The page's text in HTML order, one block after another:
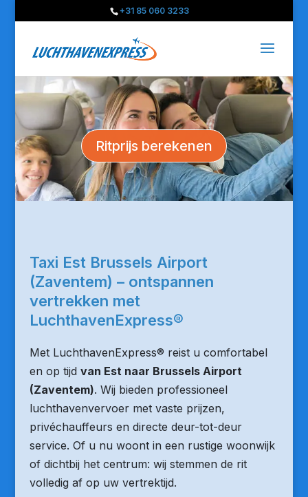
+31 85 060 3233
Ritprijs berekenen
Taxi Est Brussels Airport
(Zaventem) – ontspannen
vertrekken met
LuchthavenExpress®
Met LuchthavenExpress® reist u comfortabel
en op tijd van Est naar Brussels Airport
(Zaventem). Wij bieden professioneel
luchthavenvervoer met vaste prijzen,
privéchauffeurs en directe deur-tot-deur
service. Of u nu woont in een rustige woonwijk
of dichtbij het centrum: wij stemmen de rit
volledig af op uw vertrektijd.